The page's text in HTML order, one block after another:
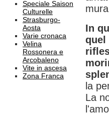
Speciale Saison
Culturelle
Strasburgo-
Aosta
Varie cronaca
Velina
Rossonera e
Arcobaleno
Vite in ascesa
Zona Franca
In
quel
la
La